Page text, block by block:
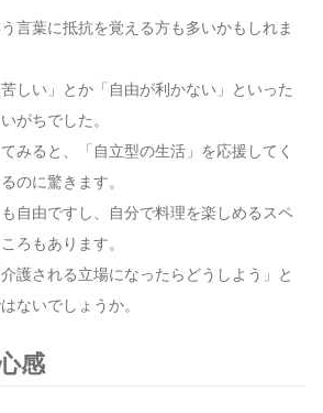
言葉に抵抗を覚える方も多いかもしれま
しい」とか「自由が利かない」といった
がちでした。
みると、「自立型の生活」を応援してく
のに驚きます。
自由ですし、自分で料理を楽しめるスペ
ろもあります。
護される立場になったらどうしよう」と
ないでしょうか。
感